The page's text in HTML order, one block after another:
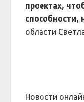
проектах,
способности,
области
Новости